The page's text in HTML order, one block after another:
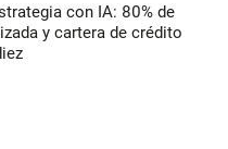
con IA: 80% de
y cartera de crédito